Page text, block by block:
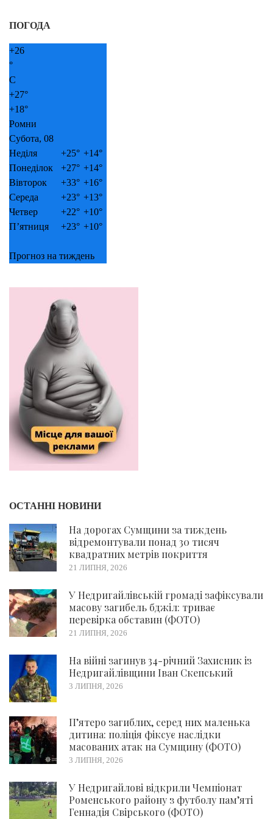
ПОГОДА
+26
°
C
+27°
+18°
Ромни
Субота, 08
Неділя
+25° +14°
Понеділок
+27° +14°
Вівторок
+33° +16°
Середа
+23° +13°
Четвер
+22° +10°
П’ятниця
+23° +10°
Прогноз на тиждень
ОСТАННІ НОВИНИ
На дорогах Сумщини за тиждень
відремонтували понад 30 тисяч
квадратних метрів покриття
21 ЛИПНЯ, 2026
У Недригайлівській громаді зафіксували
масову загибель бджіл: триває
перевірка обставин (ФОТО)
21 ЛИПНЯ, 2026
На війні загинув 34-річний Захисник із
Недригайлівщини Іван Скепський
3 ЛИПНЯ, 2026
П’ятеро загиблих, серед них маленька
дитина: поліція фіксує наслідки
масованих атак на Сумщину (ФОТО)
3 ЛИПНЯ, 2026
У Недригайлові відкрили Чемпіонат
Роменського району з футболу пам’яті
Геннадія Свірського (ФОТО)